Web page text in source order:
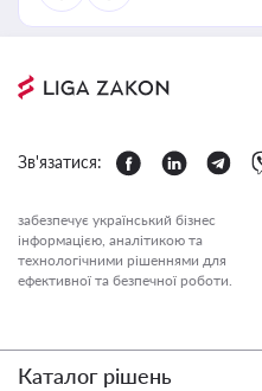
Зв'язатися:
забезпечує український бізнес
інформацією, аналітикою та
технологічними рішеннями для
ефективної та безпечної роботи.
Каталог рішень